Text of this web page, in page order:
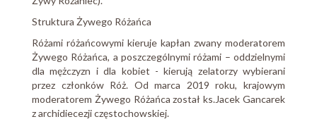
Struktura Żywego Różańca
Różami różańcowymi kieruje kapłan zwany moderatorem
Żywego Różańca, a poszczególnymi różami – oddzielnymi
dla mężczyzn i dla kobiet - kierują zelatorzy wybierani
przez członków Róż. Od marca 2019 roku, krajowym
moderatorem Żywego Różańca został ks.Jacek Gancarek
z archidiecezji częstochowskiej.